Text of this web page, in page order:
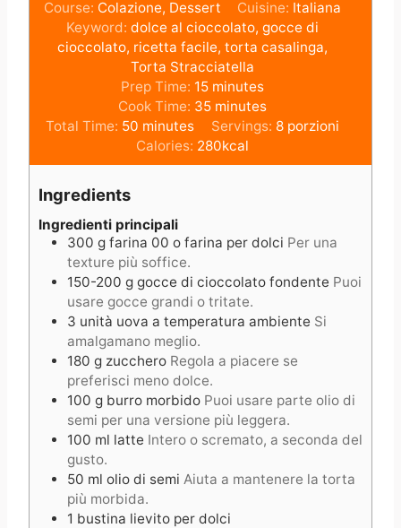
Course: Colazione, Dessert Cuisine: Italiana
Keyword: dolce al cioccolato, gocce di
cioccolato, ricetta facile, torta casalinga,
Torta Stracciatella
Prep Time: 15m
i
n
u
t
minutes
Cook Time: 35m
i
n
u
minutes
Total Time: 50 m
i
n
e
s
minutes Servings: 8 porzioni
Calories: 280kcal
Ingredients
Ingredienti principali
300 g farina 00 o farina per dolci Per una
texture più soffice.
150-200 g gocce di cioccolato fondente Puoi
usare gocce grandi o tritate.
3 unità uova a temperatura ambiente Si
amalgamano meglio.
180 g zucchero Regola a piacere se
preferisci meno dolce.
100 g burro morbido Puoi usare parte olio di
semi per una versione più leggera.
100 ml latte Intero o scremato, a seconda del
gusto.
50 ml olio di semi Aiuta a mantenere la torta
più morbida.
1 bustina lievito per dolci